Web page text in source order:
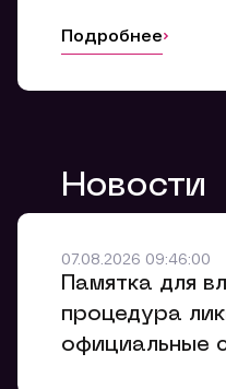
Подробнее
Новости
07.08.2026 09:46:00
Памятка для
процедура
официальные